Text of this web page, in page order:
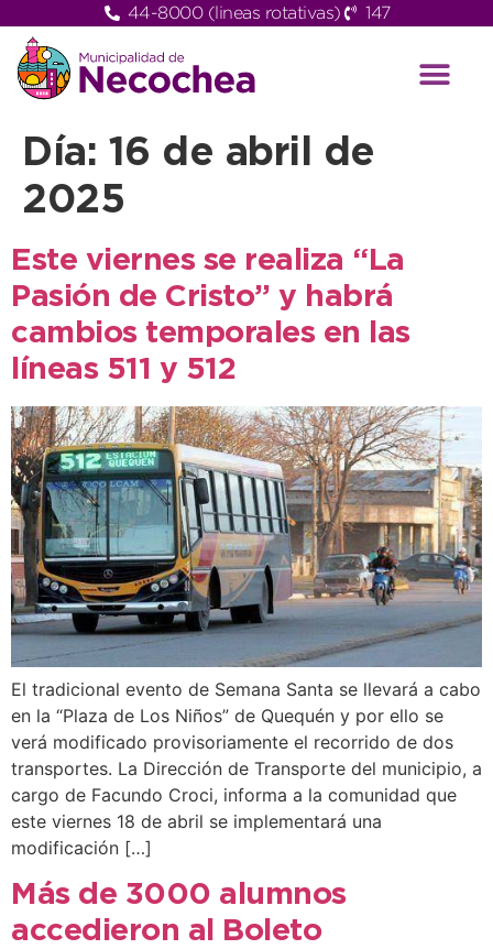
44-8000 (lineas rotativas) 147
Día: 16 de abril de
2025
Este viernes se realiza “La
Pasión de Cristo” y habrá
cambios temporales en las
líneas 511 y 512
El tradicional evento de Semana Santa se llevará a cabo
en la “Plaza de Los Niños” de Quequén y por ello se
verá modificado provisoriamente el recorrido de dos
transportes. La Dirección de Transporte del municipio, a
cargo de Facundo Croci, informa a la comunidad que
este viernes 18 de abril se implementará una
modificación […]
Más de 3000 alumnos
accedieron al Boleto